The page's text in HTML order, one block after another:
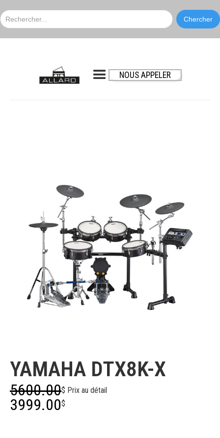
NOUS APPELER
YAMAHA DTX8K-X
5600.00$ Prix au détail
3999.00$